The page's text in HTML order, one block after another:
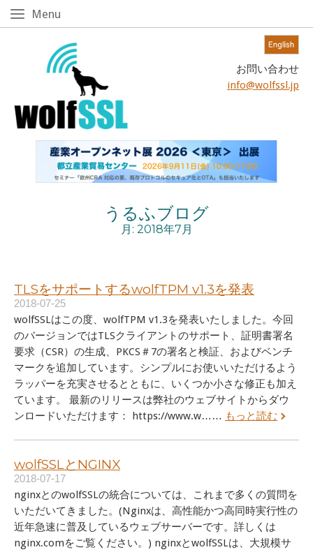
Skip
お問い合わせ
info@wolfssl.jp
Menu
うるふブログ
月: 2018年7月
TLSをサポートするwolfTPM v1.3を発表
2018-07-25
wolfSSLはこの度、wolfTPM v1.3を発表いたしました。今回
のバージョンではTLSクライアントのサポート、証明書署名
要求（CSR）の生成、PKCS＃7の署名と検証、およびベンチ
マークを追加しています。シンプルにお使いいただけるよう
ラッパーを充実させるとともに、いくつか小さな修正も加え
ています。 最新のリリースは弊社のウェブサイトからダウ
ンロードいただけます： https://www.w…… もっと読む
wolfSSLとNGINX
2018-07-17
nginxとのwolfSSLの統合については、これまで多くの質問を
いただいてきました。(Nginxは、高性能かつ高同時実行性の
近年急速に普及しているウェブサーバーです。詳しくは
nginx.comをご覧ください。) nginxとwolfSSLは、大規模サ